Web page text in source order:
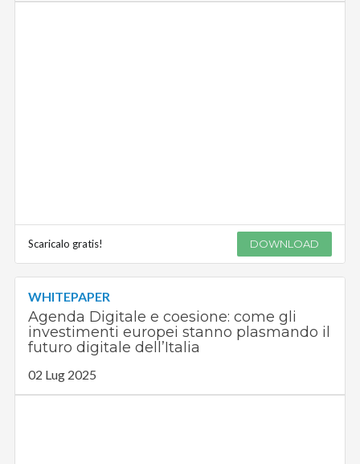
Scaricalo gratis! DOWNLOAD
WHITEPAPER
Agenda Digitale e coesione: come gli
investimenti europei stanno plasmando il
futuro digitale dell’Italia
02 Lug 2025